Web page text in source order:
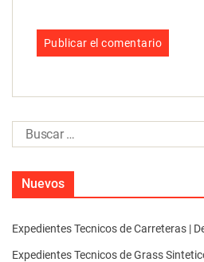
Nuevos
Expedientes Tecnicos de Carreteras |
Expedientes Tecnicos de Grass